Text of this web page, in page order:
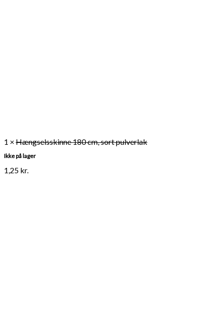
1 × Hængselsskinne 180 cm, sort pulverlak
Ikke på lager
1,25 kr.